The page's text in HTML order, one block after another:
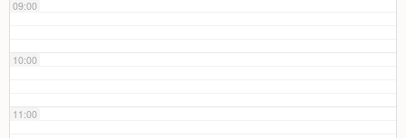
09:00
10:00
11:00